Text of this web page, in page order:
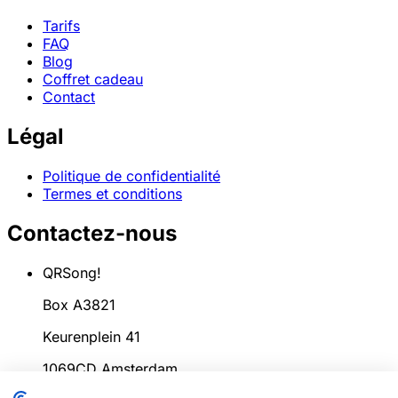
Tarifs
FAQ
Blog
Coffret cadeau
Contact
Légal
Politique de confidentialité
Termes et conditions
Contactez-nous
QRSong!
Box A3821
Keurenplein 41
1069CD Amsterdam